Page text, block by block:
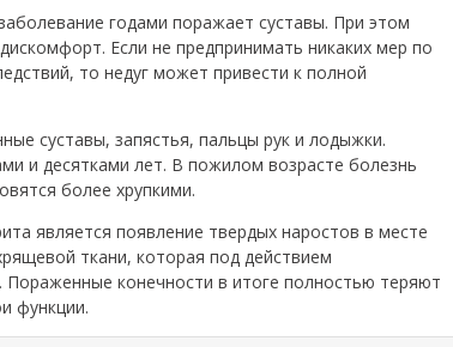
годами поражает суставы. При этом
Если не предпринимать никаких мер по
то недуг может привести к полной
суставы, запястья, пальцы рук и лодыжки.
и десятками лет. В пожилом возрасте болезнь
более хрупкими.
является появление твердых наростов в месте
ткани, которая под действием
Пораженные конечности в итоге полностью теряют
функции.